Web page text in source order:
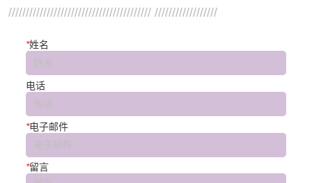
///////////////////////////////////////// //////////////////
*姓名
电话
*电子邮件
*留言